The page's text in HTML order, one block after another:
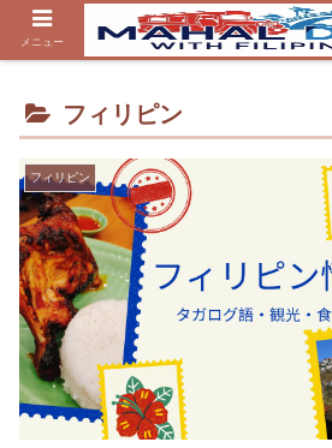
フィリピン
フィリピン
メニュー